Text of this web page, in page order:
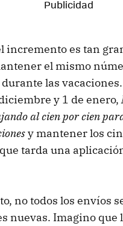
incremento es tan
el mismo
las
y 1 de enero,
al cien por cien
y mantener los
tarda una
no todos los envíos
nuevas. Imagino que